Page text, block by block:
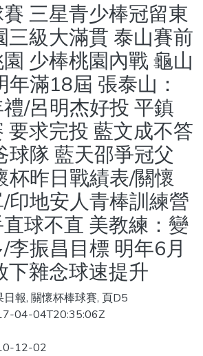
三星青少棒冠留東
三級大滿貫 泰山賽前
少棒桃園內戰 龜山
年滿18屆 張泰山：
/呂明杰好投 平鎮
要求完投 藍文成不答
球隊 藍天邵爭冠父
杯昨日戰績表/關懷
印地安人青棒訓練營
球不直 美教練：變
李振昌目標 明年6月
下雜念球速提升
日報, 關懷杯棒球賽, 頁D5
04-04T20:35:06Z
12-02